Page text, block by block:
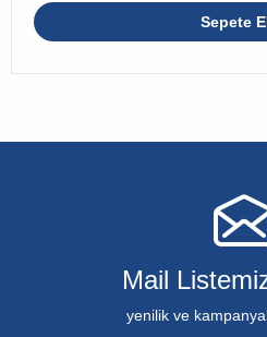
Sepete
Mail
yenilik ve